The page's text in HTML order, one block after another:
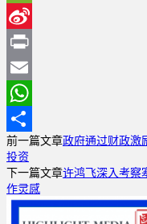
WeChat
Sina
Weibo
Print
Email
WhatsApp
分
享
前一篇文章政府通过财政激
投资
下一篇文章许鸿飞深入考察
作灵感